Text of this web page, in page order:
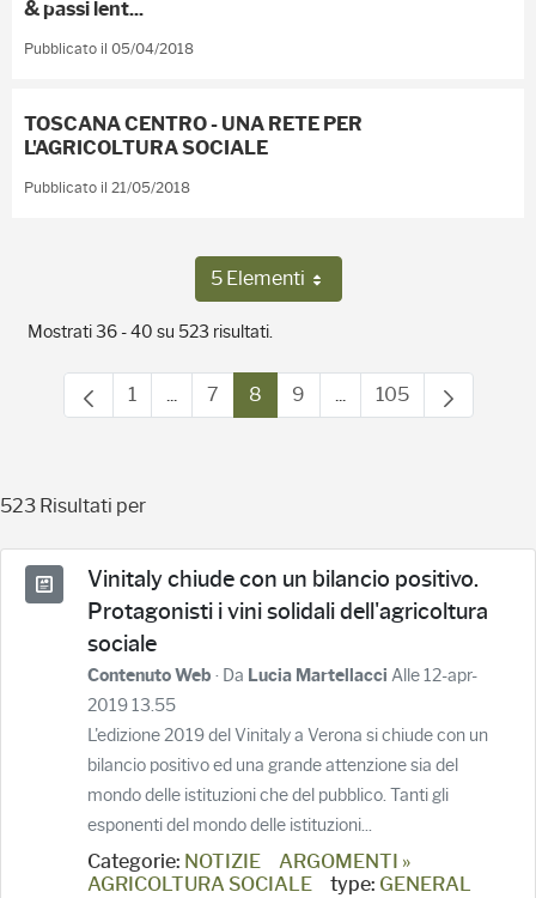
& passi lent...
Pubblicato il 05/04/2018
TOSCANA CENTRO - UNA RETE PER
L'AGRICOLTURA SOCIALE
Pubblicato il 21/05/2018
5 ElementiPer pagina
Mostrati 36 - 40 su 523 risultati.
Pagina
1 ...Pagine intermedie Use TAB to navigate.
Pagina
7 Pagina
8 Pagina
9 ...Pagine intermedie
Pagina
105
523 Risultati per
Vinitaly chiude con un bilancio positivo.
Protagonisti i vini solidali dell'agricoltura
sociale
Contenuto Web · Da Lucia Martellacci Alle 12-apr-
2019 13.55
L'edizione 2019 del Vinitaly a Verona si chiude con un
bilancio positivo ed una grande attenzione sia del
mondo delle istituzioni che del pubblico. Tanti gli
esponenti del mondo delle istituzioni...
Categorie: NOTIZIE
ARGOMENTI »
AGRICOLTURA SOCIALE
type: GENERAL